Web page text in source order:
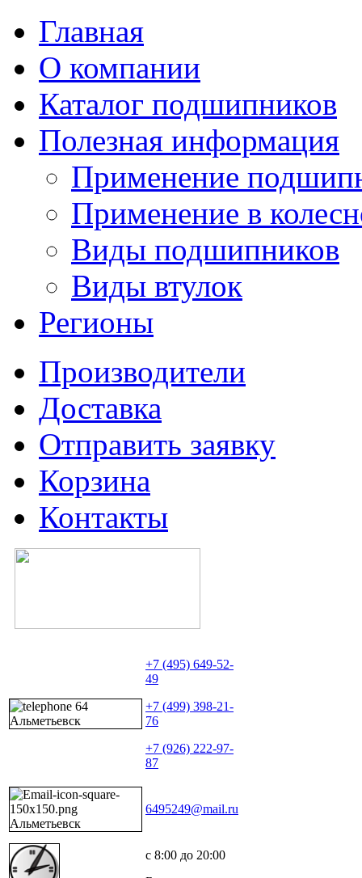
Главная
О компании
Каталог подшипников
Полезная информация
Применение
Применение в
Виды подшипников
Виды втулок
Регионы
Производители
Доставка
Отправить заявку
Корзина
Контакты
+7 (495) 649-52-
49
+7 (499) 398-21-
76
+7 (926) 222-97-
87
6495249@mail.ru
с 8:00 до 20:00